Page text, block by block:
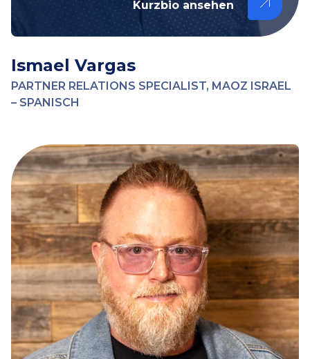
Kurzbio ansehen
Ismael Vargas
PARTNER RELATIONS SPECIALIST, MAOZ ISRAEL
– SPANISCH